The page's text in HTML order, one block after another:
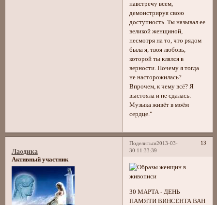
навстречу всем,
демонстрируя свою
доступность. Ты называл ее
великой женщиной,
несмотря на то, что рядом
была я, твоя любовь,
которой ты клялся в
верности. Почему я тогда
не насторожилась?
Впрочем, к чему всё? Я
выстояла и не сдалась.
Музыка живёт в моём
сердце."
Поделиться 13
2013-03-
30 11:33:39
Лаодика
Активный участник
30 МАРТА - ДЕНЬ
ПАМЯТИ ВИНСЕНТА ВАН